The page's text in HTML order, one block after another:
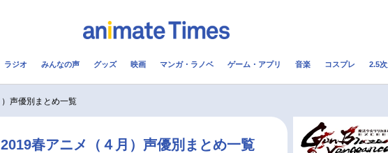
コスプレ 2.5次元 配信・Vtuber
ラジオ みんなの声 グッズ 映画 マンガ・ラノベ ゲーム・アプリ 音楽 コスプレ 2.5
声優別まとめ一覧
春アニメ（４月）声優別まとめ一覧